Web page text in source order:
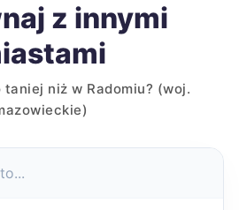
z innymi
niż w Radomiu? (woj.